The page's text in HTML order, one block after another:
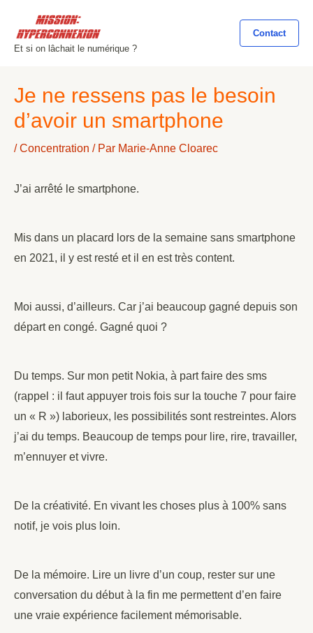
contenu
Et si on lâchait le numérique ?
Contact
Je ne ressens pas le besoin
d’avoir un smartphone
/ Concentration / Par Marie-Anne Cloarec
J’ai arrêté le smartphone.
Mis dans un placard lors de la semaine sans smartphone
en 2021, il y est resté et il en est très content.
Moi aussi, d’ailleurs. Car j’ai beaucoup gagné depuis son
départ en congé. Gagné quoi ?
Du temps. Sur mon petit Nokia, à part faire des sms
(rappel : il faut appuyer trois fois sur la touche 7 pour faire
un « R ») laborieux, les possibilités sont restreintes. Alors
j’ai du temps. Beaucoup de temps pour lire, rire, travailler,
m’ennuyer et vivre.
De la créativité. En vivant les choses plus à 100% sans
notif, je vois plus loin.
De la mémoire. Lire un livre d’un coup, rester sur une
conversation du début à la fin me permettent d’en faire
une vraie expérience facilement mémorisable.
des
articles